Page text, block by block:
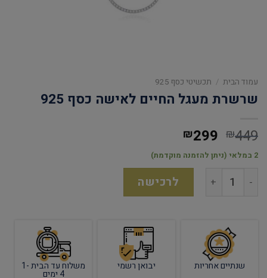
עמוד הבית / תכשיטי כסף 925
שרשרת מעגל החיים לאישה כסף 925
₪449
₪299
2 במלאי (ניתן להזמנה מוקדמת)
לרכישה
שנתיים אחריות יבואן רשמי משלוח עד הבית 1-
4 ימים